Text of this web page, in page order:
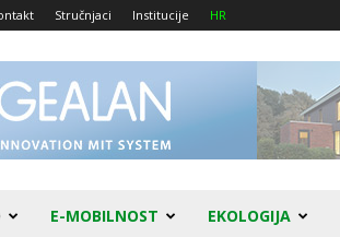
Stručnjaci Institucije HR
E-MOBILNOST EKOLOGIJA